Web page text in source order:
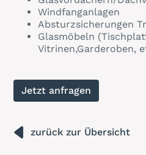
Windfanganlagen
Absturzsicherungen
Glasmöbeln
Vitrinen,Garderoben,
Jetzt anfragen
zurück zur Übersicht